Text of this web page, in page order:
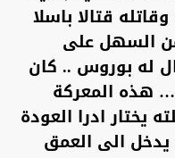
قتالا باسلا
السهل على
له بوروس .. كان
هذه المعركة
يختار ادرا العودة
الى العمق